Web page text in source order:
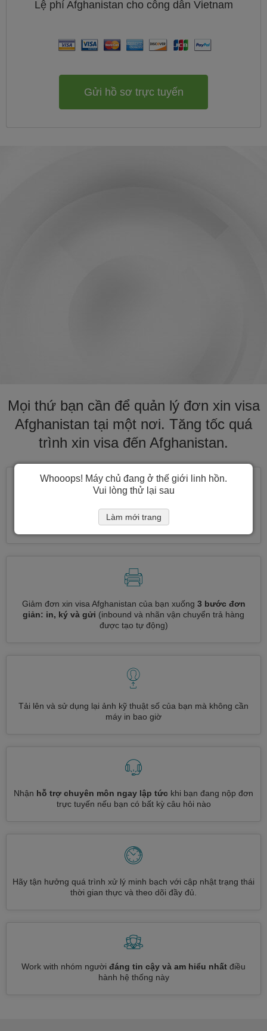
Lệ phí Afghanistan cho công dân Vietnam
Gửi hồ sơ trực tuyến
Mọi thứ bạn cần để quản lý đơn xin visa
Afghanistan tại một nơi. Tăng tốc quá
trình xin visa đến Afghanistan.
Đăng ký nhiều loại visa cùng một lúc
nhập thông tin lặp đi lặp lại
Giảm đơn xin visa Afghanistan của bạn xuống 3 bước đơn
giản: in, ký và gửi (inbound và nhãn vận chuyển trả hàng
được tạo tự động)
Tải lên và sử dụng lại ảnh kỹ thuật số của bạn mà không cần
máy in bao giờ
Nhận hỗ trợ chuyên môn ngay lập tức khi bạn đang nộp đơn
trực tuyến nếu bạn có bất kỳ câu hỏi nào
Hãy tận hưởng quá trình xử lý minh bạch với cập nhật trạng thái
thời gian thực và theo dõi đầy đủ.
Work with nhóm người đáng tin cậy và am hiểu nhất điều
hành hệ thống này
Whooops! Máy chủ đang ở thế giới linh hồn.
Vui lòng thử lại sau
Làm mới trang